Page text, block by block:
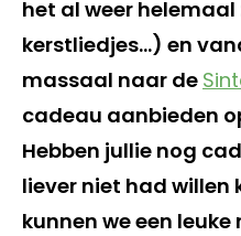
het al weer
kerstliedjes…) en
massaal naar de
cadeau aanbieden
Hebben jullie nog
liever niet had willen
kunnen we een